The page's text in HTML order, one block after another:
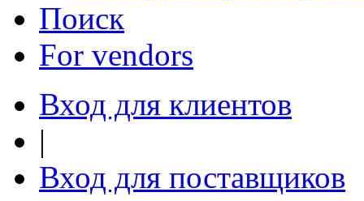
Поиск
For vendors
Вход для клиентов
|
Вход для поставщиков